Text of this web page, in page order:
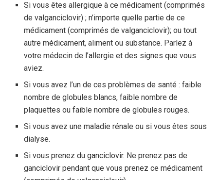
Si vous êtes allergique à ce médicament (comprimés
de valganciclovir) ; n’importe quelle partie de ce
médicament (comprimés de valganciclovir); ou tout
autre médicament, aliment ou substance. Parlez à
votre médecin de l’allergie et des signes que vous
aviez.
Si vous avez l’un de ces problèmes de santé : faible
nombre de globules blancs, faible nombre de
plaquettes ou faible nombre de globules rouges.
Si vous avez une maladie rénale ou si vous êtes sous
dialyse.
Si vous prenez du ganciclovir. Ne prenez pas de
ganciclovir pendant que vous prenez ce médicament